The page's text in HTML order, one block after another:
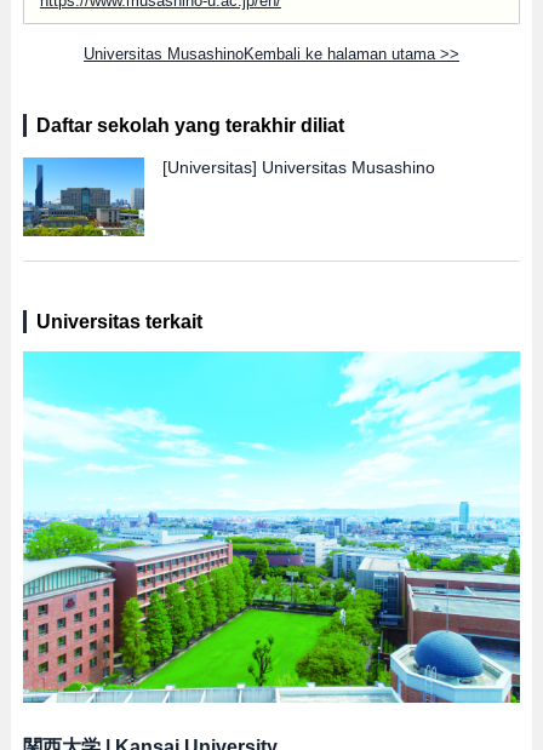
Universitas MusashinoKembali ke halaman utama >>
Daftar sekolah yang terakhir diliat
[Universitas] Universitas Musashino
Universitas terkait